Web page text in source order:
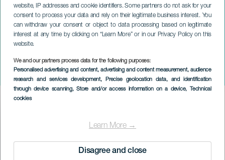
website, IP addresses and cookie identifiers. Some partners do not ask for your
consent to process your data and rely on their legitimate business interest. You
can withdraw your consent or object to data processing based on legitimate
interest at any time by clicking on “Learn More” or in our Privacy Policy on this
website.
We and our partners process data for the following purposes:
Personalised advertising and content, advertising and content measurement, audience
research and services development, Precise geolocation data, and identification
through device scanning, Store and/or access information on a device, Technical
cookies
Learn More →
Disagree and close
Damer og damer
LA PALMA
Imagen